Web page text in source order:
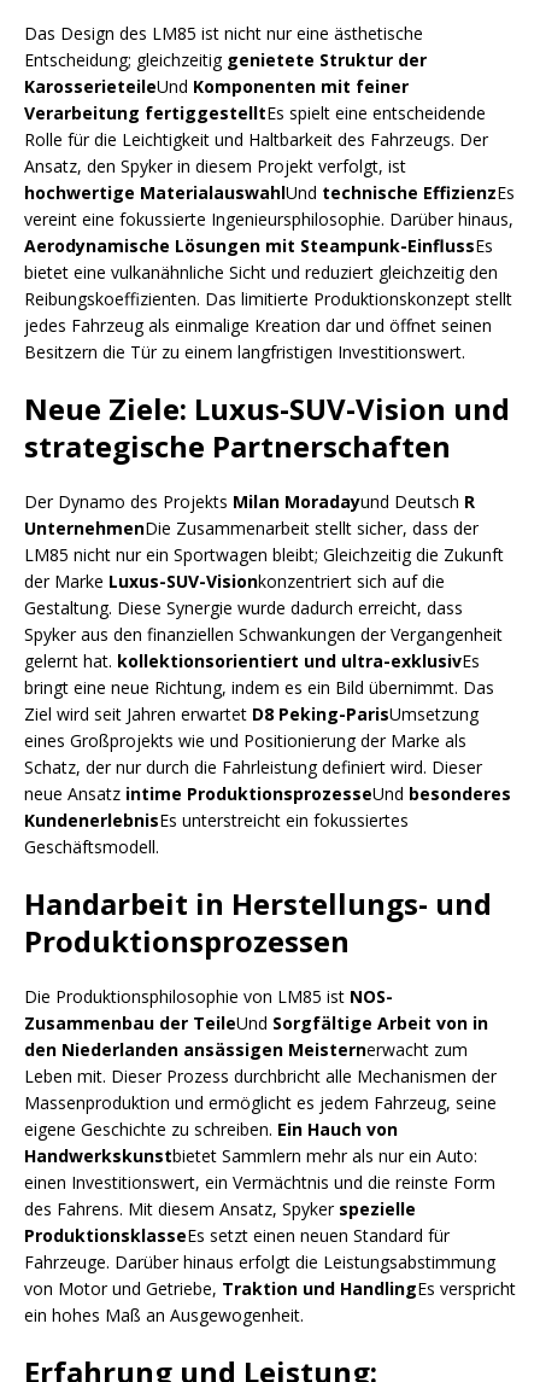
Das Design des LM85 ist nicht nur eine ästhetische
Entscheidung; gleichzeitig genietete Struktur der
KarosserieteileUnd Komponenten mit feiner
Verarbeitung fertiggestelltEs spielt eine entscheidende
Rolle für die Leichtigkeit und Haltbarkeit des Fahrzeugs. Der
Ansatz, den Spyker in diesem Projekt verfolgt, ist
hochwertige MaterialauswahlUnd technische EffizienzEs
vereint eine fokussierte Ingenieursphilosophie. Darüber hinaus,
Aerodynamische Lösungen mit Steampunk-EinflussEs
bietet eine vulkanähnliche Sicht und reduziert gleichzeitig den
Reibungskoeffizienten. Das limitierte Produktionskonzept stellt
jedes Fahrzeug als einmalige Kreation dar und öffnet seinen
Besitzern die Tür zu einem langfristigen Investitionswert.
Neue Ziele: Luxus-SUV-Vision und
strategische Partnerschaften
Der Dynamo des Projekts Milan Moradayund Deutsch R
UnternehmenDie Zusammenarbeit stellt sicher, dass der
LM85 nicht nur ein Sportwagen bleibt; Gleichzeitig die Zukunft
der Marke Luxus-SUV-Visionkonzentriert sich auf die
Gestaltung. Diese Synergie wurde dadurch erreicht, dass
Spyker aus den finanziellen Schwankungen der Vergangenheit
gelernt hat. kollektionsorientiert und ultra-exklusivEs
bringt eine neue Richtung, indem es ein Bild übernimmt. Das
Ziel wird seit Jahren erwartet D8 Peking-ParisUmsetzung
eines Großprojekts wie und Positionierung der Marke als
Schatz, der nur durch die Fahrleistung definiert wird. Dieser
neue Ansatz intime ProduktionsprozesseUnd besonderes
KundenerlebnisEs unterstreicht ein fokussiertes
Geschäftsmodell.
Handarbeit in Herstellungs- und
Produktionsprozessen
Die Produktionsphilosophie von LM85 ist NOS-
Zusammenbau der TeileUnd Sorgfältige Arbeit von in
den Niederlanden ansässigen Meisternerwacht zum
Leben mit. Dieser Prozess durchbricht alle Mechanismen der
Massenproduktion und ermöglicht es jedem Fahrzeug, seine
eigene Geschichte zu schreiben. Ein Hauch von
Handwerkskunstbietet Sammlern mehr als nur ein Auto:
einen Investitionswert, ein Vermächtnis und die reinste Form
des Fahrens. Mit diesem Ansatz, Spyker spezielle
ProduktionsklasseEs setzt einen neuen Standard für
Fahrzeuge. Darüber hinaus erfolgt die Leistungsabstimmung
von Motor und Getriebe, Traktion und HandlingEs verspricht
ein hohes Maß an Ausgewogenheit.
Erfahrung und Leistung: